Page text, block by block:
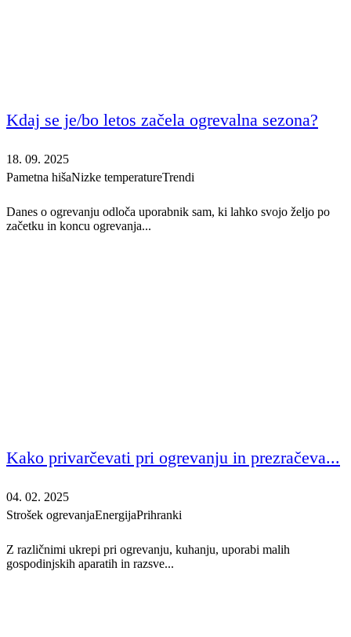
Kdaj se je/bo letos začela ogrevalna sezona?
18. 09. 2025
Pametna hišaNizke temperatureTrendi
Danes o ogrevanju odloča uporabnik sam, ki lahko svojo željo po
začetku in koncu ogrevanja...
Kako privarčevati pri ogrevanju in prezračeva...
04. 02. 2025
Strošek ogrevanjaEnergijaPrihranki
Z različnimi ukrepi pri ogrevanju, kuhanju, uporabi malih
gospodinjskih aparatih in razsve...